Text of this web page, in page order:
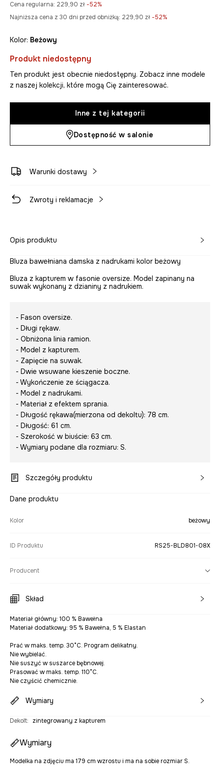
Cena regularna: 229,90 zł -52%
Najniższa cena z 30 dni przed obniżką: 229,90 zł -52%
Kolor: beżowy
Produkt niedostępny
Ten produkt jest obecnie niedostępny. Zobacz inne modele
z naszej kolekcji, które mogą Cię zainteresować.
Inne z tej kategorii
Dostępność w salonie
Warunki dostawy
Zwroty i reklamacje
Opis produktu
Bluza bawełniana damska z nadrukami kolor beżowy
Bluza z kapturem w fasonie oversize. Model zapinany na
suwak wykonany z dzianiny z nadrukiem.
- Fason oversize.
- Długi rękaw.
- Obniżona linia ramion.
- Model z kapturem.
- Zapięcie na suwak.
- Dwie wsuwane kieszenie boczne.
- Wykończenie ze ściągacza.
- Model z nadrukami.
- Materiał z efektem sprania.
- Długość rękawa(mierzona od dekoltu): 78 cm.
- Długość: 61 cm.
- Szerokość w biuście: 63 cm.
- Wymiary podane dla rozmiaru: S.
Szczegóły produktu
Dane produktu
Kolor beżowy
ID Produktu RS25-BLD801-08X
Producent
Skład
Materiał główny: 100 % Bawełna
Materiał dodatkowy: 95 % Bawełna, 5 % Elastan
Prać w maks. temp. 30°C. Program delikatny.
Nie wybielać.
Nie suszyć w suszarce bębnowej.
Prasować w maks. temp. 110°C.
Nie czyścić chemicznie.
Wymiary
Dekolt: zintegrowany z kapturem
Wymiary
Modelka na zdjęciu ma 179 cm wzrostu i ma na sobie rozmiar S.